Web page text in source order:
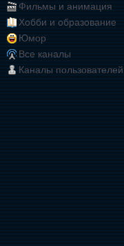
Фильмы и анимация
Хобби и образование
Юмор
Все каналы
Каналы пользователей